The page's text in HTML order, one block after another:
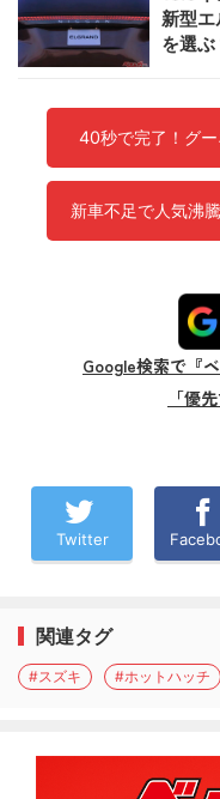
新型エ
を選ぶ
40秒で完了！グ
新車不足で人気沸
Google検索で『
「優
Twitter
関連タグ
#スズキ #ホットハッチ